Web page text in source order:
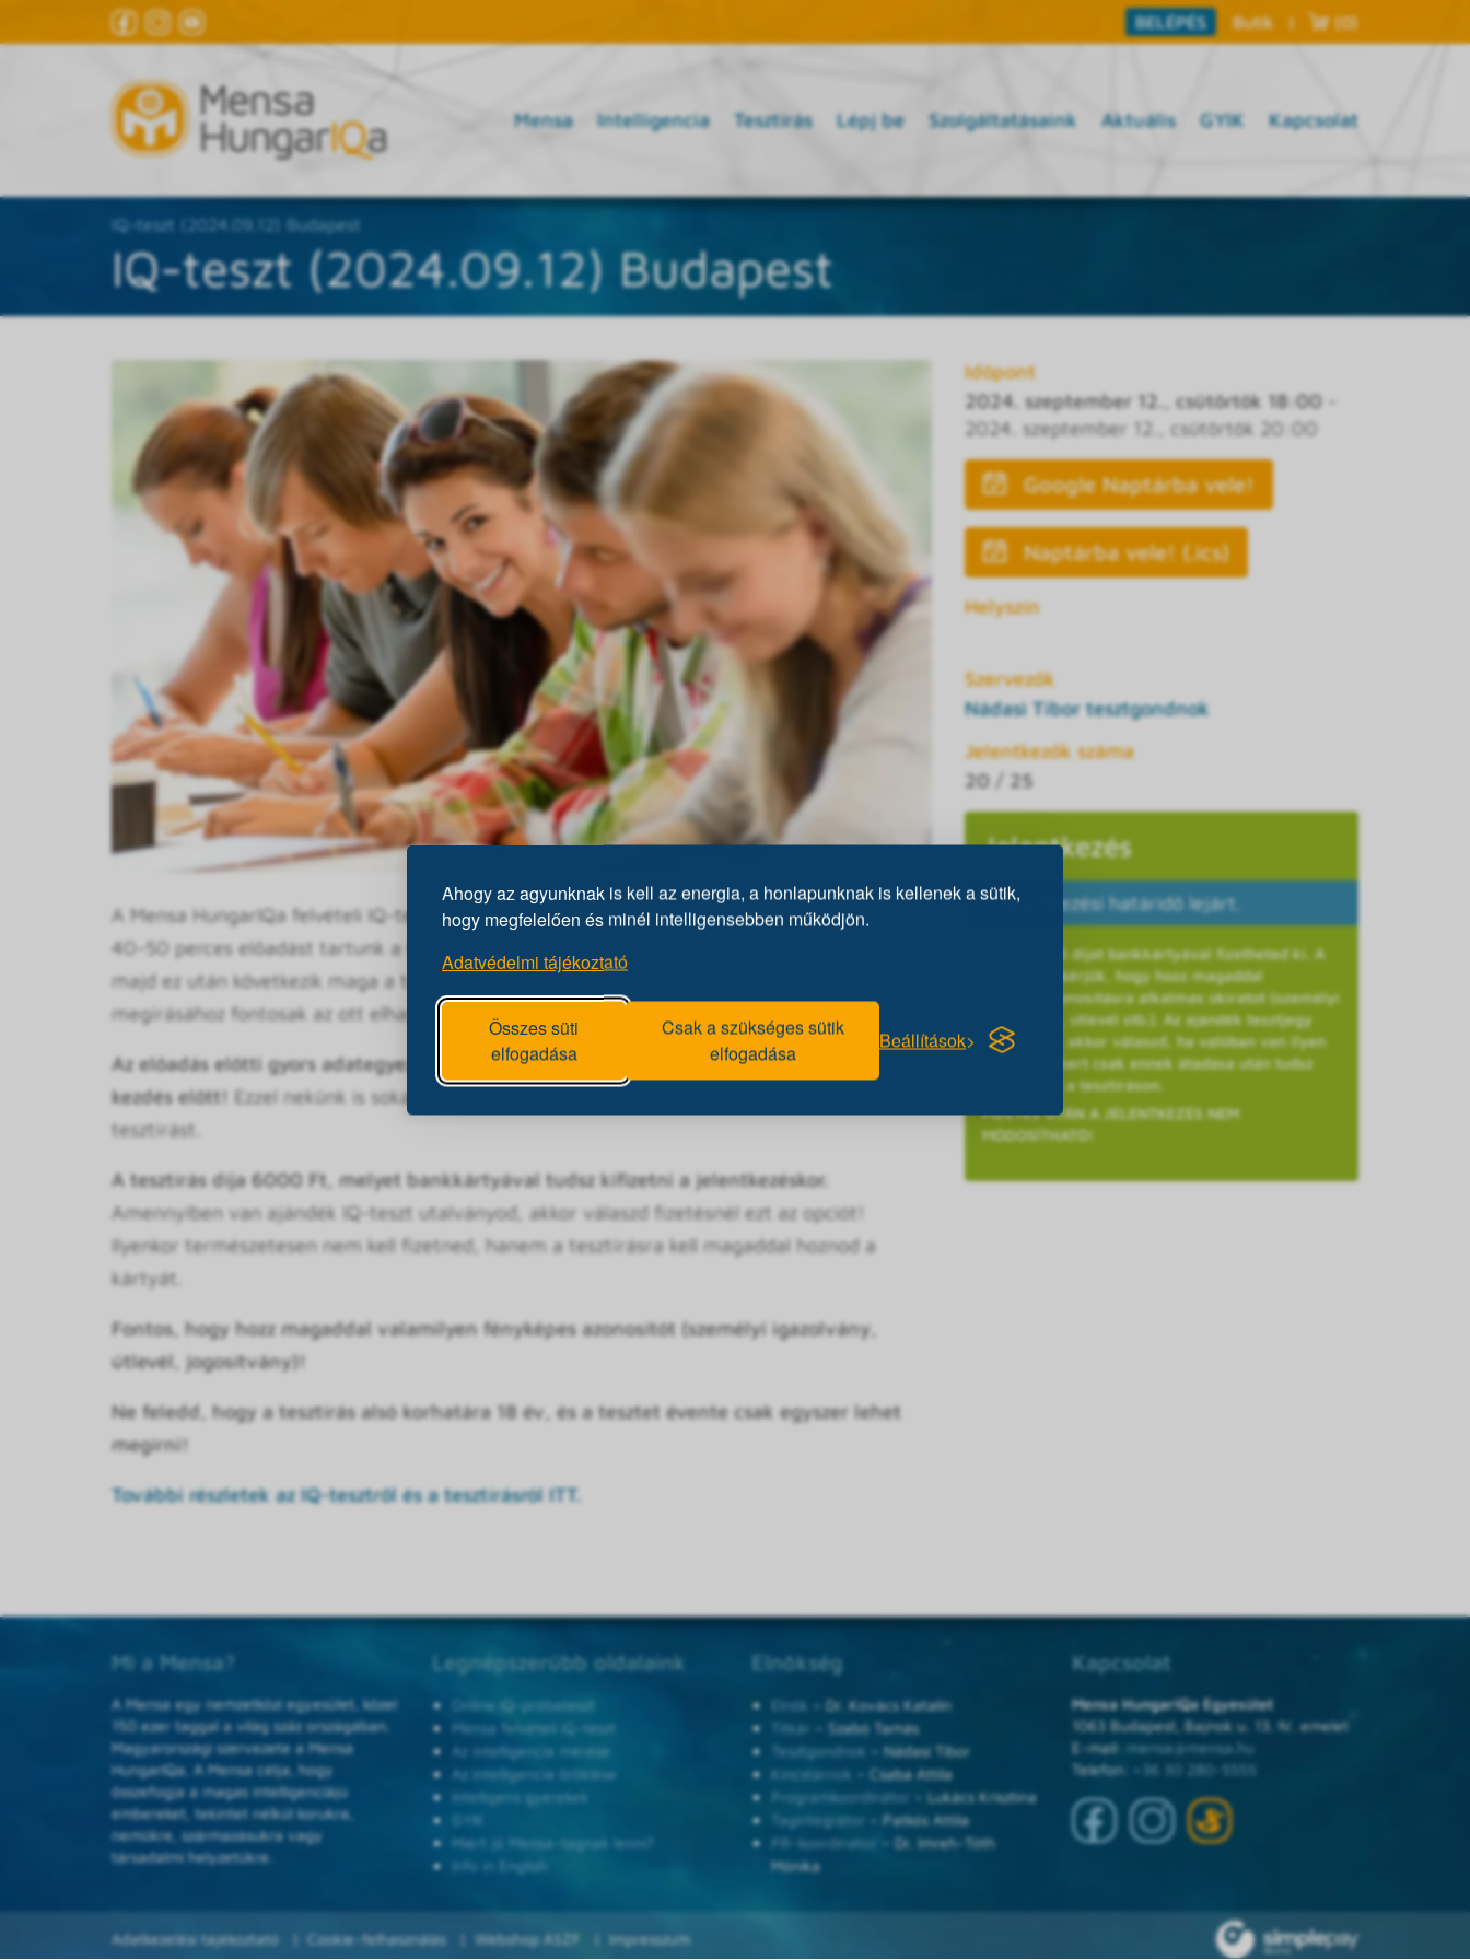
Ahogy az agyunknak is kell az energia, a honlapunknak is kellenek a sütik,
hogy megfelelően és minél intelligensebben működjön.
Adatvédelmi tájékoztató
Összes süti
elfogadása
Csak a szükséges sütik
elfogadása
Beállítások
BELÉPÉS Butik | (0)
Mensa Intelligencia Tesztírás Lépj be Szolgáltatásaink Aktuális GYIK Kapcsolat
IQ-teszt (2024.09.12) Budapest
IQ-teszt (2024.09.12) Budapest
A Mensa HungarIQa felvételi IQ-tesztje körülbelül két órás program. Tesztírás előtt egy kb.
40-50 perces előadást tartunk a Mensáról, az intelligenciáról és a kitöltendő IQ-tesztről,
majd ez után következik maga a tesztírás. (Az előadáson is részt kell venned, mert a teszt
megírásához fontosak az ott elhangzó információk).
Az előadás előtti gyors adategyeztetés és regisztráció miatt kérjük érkezz meg 15 perccel a
kezdés előtt! Ezzel nekünk is sokat segítesz, mert így majd időben tudjuk kezdeni a
tesztírást.
A tesztírás díja 6000 Ft, melyet bankkártyával tudsz kifizetni a jelentkezéskor.
Amennyiben van ajándék IQ-teszt utalványod, akkor válaszd fizetésnél ezt az opciót!
Ilyenkor természetesen nem kell fizetned, hanem a tesztírásra kell magaddal hoznod a
kártyát.
Fontos, hogy hozz magaddal valamilyen fényképes azonosítót (személyi igazolvány,
útlevél, jogosítvány)!
Ne feledd, hogy a tesztírás alsó korhatára 18 év, és a tesztet évente csak egyszer lehet
megírni!
További részletek az IQ-tesztről és a tesztírásról ITT.
Időpont
2024. szeptember 12., csütörtök 18:00
2024. szeptember 12., csütörtök 20:00
Google Naptárba vele!
Naptárba vele! (.ics)
Helyszín
Szervezők
Nádasi Tibor tesztgondnok
Jelentkezők száma
20 / 25
Jelentkezés
A jelentkezési határidő lejárt.
A részvételi díjat bankkártyával fizetheted ki. A
helyszínre kérjük, hogy hozz magaddal
személyazonosításra alkalmas okiratot (személyi
igazolvány, útlevél stb.). Az ajándék tesztjegy
opciót csak akkor válaszd, ha valóban van ilyen
kuponod, mert csak ennek átadása után tudsz
részt venni a tesztíráson.
FIZETÉS UTÁN A JELENTKEZÉS NEM
MÓDOSÍTHATÓ!
Mi a Mensa?
A Mensa egy nemzetközi egyesület, közel
150 ezer taggal a világ száz országában.
Magyarországi szervezete a Mensa
HungarIQa. A Mensa célja, hogy
összefogja a magas intelligenciájú
embereket, tekintet nélkül korukra,
nemükre, származásukra vagy
társadalmi helyzetükre.
Legnépszerűbb oldalaink
Online IQ-próbateszt
Mensa felvételi IQ-teszt
Az intelligencia mérése
Az intelligencia öröklése
Intelligens gyerekek
GYIK
Miért jó Mensa-tagnak lenni?
Info in English
Elnökség
Elnök – Dr. Kovács Katalin
Titkár – Szabó Tamás
Tesztgondnok – Nádasi Tibor
Kincstárnok – Csaba Attila
Programkoordinátor – Lukács Krisztina
Tagintegrátor – Patkós Attila
PR-koordinátor – Dr. Imreh-Tóth
Mónika
Kapcsolat
Mensa HungarIQa Egyesület
1063 Budapest, Bajnok u. 13. IV. emelet
E-mail: mensa@mensa.hu
Telefon:
+36 30 280-5555
Adatkezelési tájékoztató Cookie-felhasználás Webshop ÁSZF Impresszum